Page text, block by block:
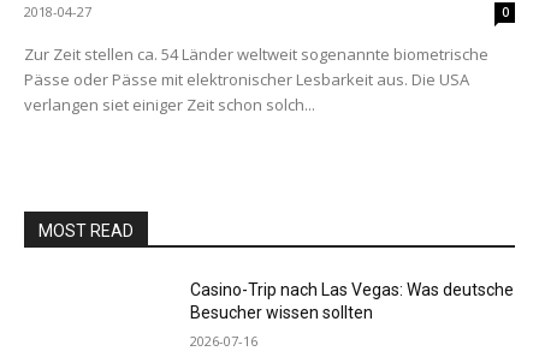
2018-04-27 0
Zur Zeit stellen ca. 54 Länder weltweit sogenannte biometrische
Pässe oder Pässe mit elektronischer Lesbarkeit aus. Die USA
verlangen siet einiger Zeit schon solch...
MOST READ
Casino-Trip nach Las Vegas: Was deutsche
Besucher wissen sollten
2026-07-16